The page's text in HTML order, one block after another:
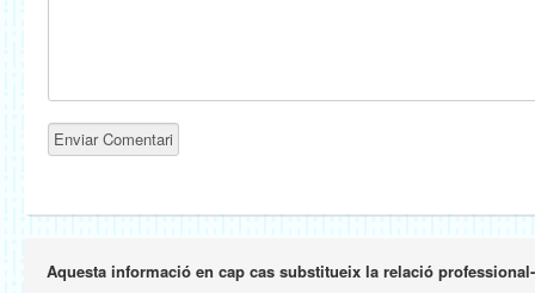
Aquesta informació en cap cas substitueix la relació